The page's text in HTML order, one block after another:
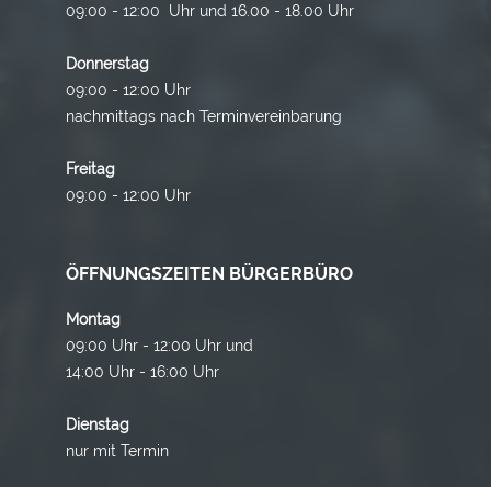
09:00 - 12:00 Uhr und 16.00 - 18.00 Uhr
Donnerstag
09:00 - 12:00 Uhr
nachmittags nach Terminvereinbarung
Freitag
09:00 - 12:00 Uhr
ÖFFNUNGSZEITEN BÜRGERBÜRO
Montag
09:00 Uhr - 12:00 Uhr und
14:00 Uhr - 16:00 Uhr
Dienstag
nur mit Termin